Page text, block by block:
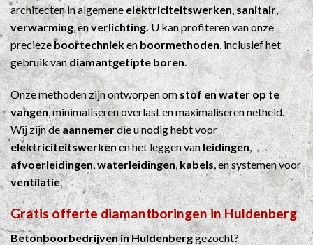
architecten in algemeneelektriciteitswerken,sanitair,
verwarming, enverlichting.U kan profiteren van onze
preciezeboortechniekenboormethoden, inclusief het
gebruik vandiamantgetipte boren.
Onze methoden zijn ontworpen omstof en water op te
vangen, minimaliseren overlast en maximaliseren netheid.
Wij zijn deaannemerdie u nodig hebt voor
elektriciteitswerkenen het leggen vanleidingen,
afvoerleidingen,waterleidingen,kabels, en systemen voor
ventilatie.
Gratis offerte diamantboringen in Huldenberg
Betonboorbedrijven in Huldenberggezocht?